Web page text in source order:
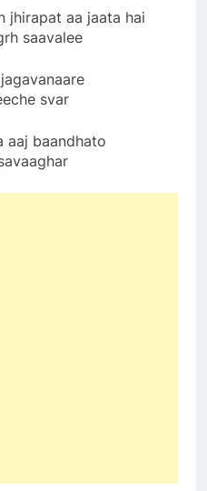
jhirapat aa jaata hai
saavalee
svar
aaj baandhato